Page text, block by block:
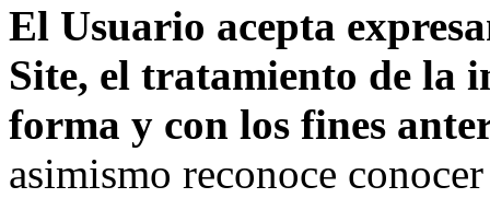
El Usuario acepta
Site, el tratamiento de la
forma y con los fines
asimismo reconoce